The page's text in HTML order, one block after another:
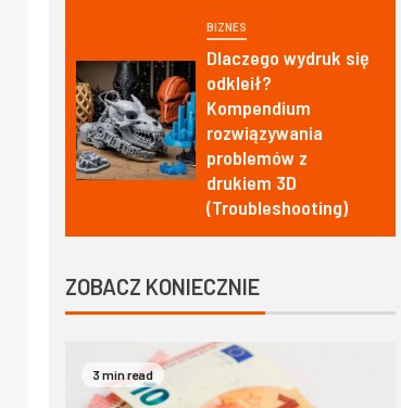
BIZNES
Dlaczego wydruk się
odkleił?
Kompendium
rozwiązywania
problemów z
drukiem 3D
(Troubleshooting)
ZOBACZ KONIECZNIE
4 min read